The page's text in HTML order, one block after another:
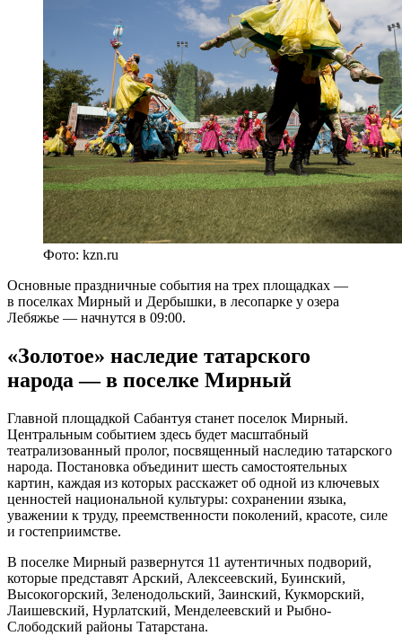
Фото: kzn.ru
Основные праздничные события на трех площадках —
в поселках Мирный и Дербышки, в лесопарке у озера
Лебяжье — начнутся в 09:00.
«Золотое» наследие татарского
народа — в поселке Мирный
Главной площадкой Сабантуя станет поселок Мирный.
Центральным событием здесь будет масштабный
театрализованный пролог, посвященный наследию татарского
народа. Постановка объединит шесть самостоятельных
картин, каждая из которых расскажет об одной из ключевых
ценностей национальной культуры: сохранении языка,
уважении к труду, преемственности поколений, красоте, силе
и гостеприимстве.
В поселке Мирный развернутся 11 аутентичных подворий,
которые представят Арский, Алексеевский, Буинский,
Высокогорский, Зеленодольский, Заинский, Кукморский,
Лаишевский, Нурлатский, Менделеевский и Рыбно-
Слободский районы Татарстана.